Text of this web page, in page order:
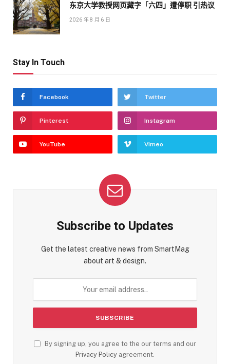
东京大学教授网页藏字「六四」遭停职 引热议
2026 年 8 月 6 日
Stay In Touch
Facebook Twitter
Pinterest Instagram
YouTube Vimeo
Subscribe to Updates
Get the latest creative news from SmartMag
about art & design.
By signing up, you agree to the our terms and our
Privacy Policy agreement.